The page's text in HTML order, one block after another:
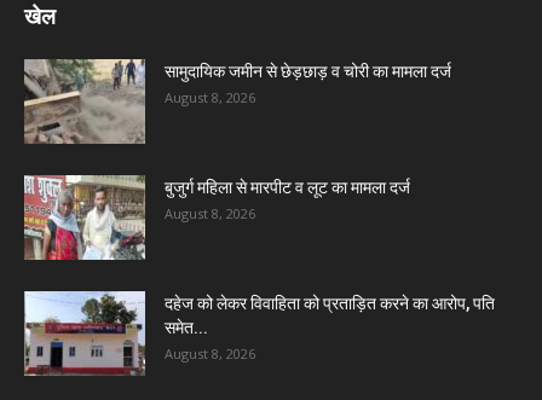
खेल
सामुदायिक जमीन से छेड़छाड़ व चोरी का मामला दर्ज
August 8, 2026
बुजुर्ग महिला से मारपीट व लूट का मामला दर्ज
August 8, 2026
दहेज को लेकर विवाहिता को प्रताड़ित करने का आरोप, पति
समेत...
August 8, 2026